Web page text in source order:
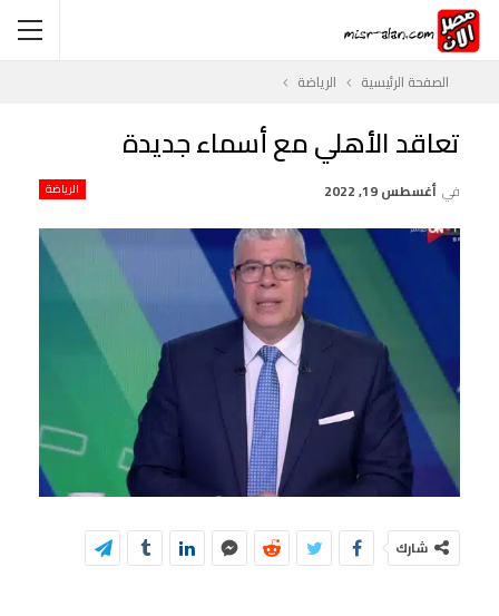
الصفحة الرئيسية الرياضة
تعاقد الأهلي مع أسماء جديدة
الرياضة في أغسطس 19, 2022
شارك